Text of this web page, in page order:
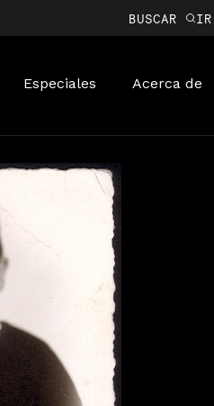
BUSCAR
Especiales Acerca de